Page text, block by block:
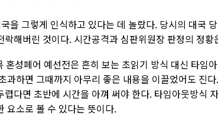
을 그렇게 인식하고 있다는 데 놀랐다. 당시의 대국
락해버린 것이다. 시간공격과 심판위원장 판정의 정황
성페어 예선전은 흔히 보는 초읽기 방식 대신 타임
과하면 그때까지 아무리 좋은 내용을 이끌었어도 진
렵다면 초반에 시간을 아껴 써야 한다. 타임아웃방식
요소로 볼 수 있다는 뜻이다.